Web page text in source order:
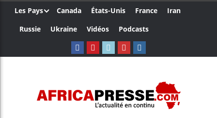
Les Pays Canada États-Unis France
Iran
Russie
Ukraine Vidéos Podcasts